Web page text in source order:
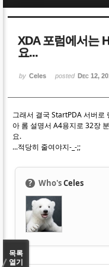
XDA 포럼에서는
요...
by Celes posted Dec 12,
그래서 결국 StartPDA 서버로
아 롬 설명서 A4용지로 32장
요.
...적당히 줄여야지-_-;;
? Who'sCeles
목록
열기